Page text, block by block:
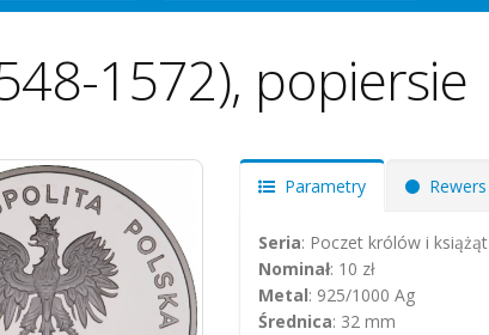
1572), popiersie
Parametry Rewers
Seria: Poczet królów i
Nominał: 10 zł
Metal: 925/1000 Ag
Średnica: 32 mm